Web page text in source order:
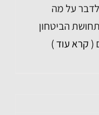
על מה
הביטחון
( קרא עוד )